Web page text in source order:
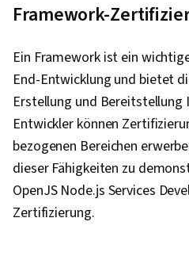
Computing, Git
Daten-Ethik,
Node.JS, Cloud-
Python-
Framework), AI-
von
Framework-
Ein Framework ist ein
End-Entwicklung und bietet
Erstellung und Bereitstellung
Entwickler können
bezogenen Bereichen
dieser Fähigkeiten zu
OpenJS Node.js Services
Zertifizierung.